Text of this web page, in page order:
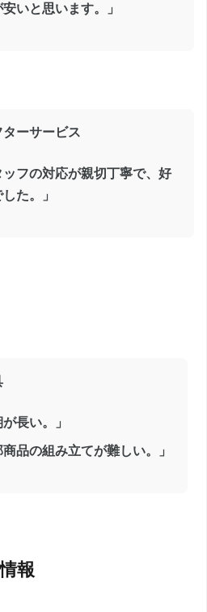
いと思います。」
ーサービス
ッフの対応が親切丁寧で、好
た。」
が長い。」
商品の組み立てが難しい。」
報